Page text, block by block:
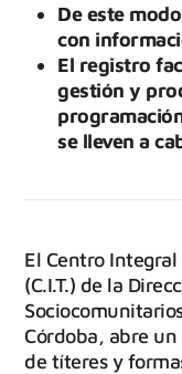
De este
con
El registro
gestión y
se lleven a
El Centro
(C.I.T.) de la
Córdoba, abre
de títeres y